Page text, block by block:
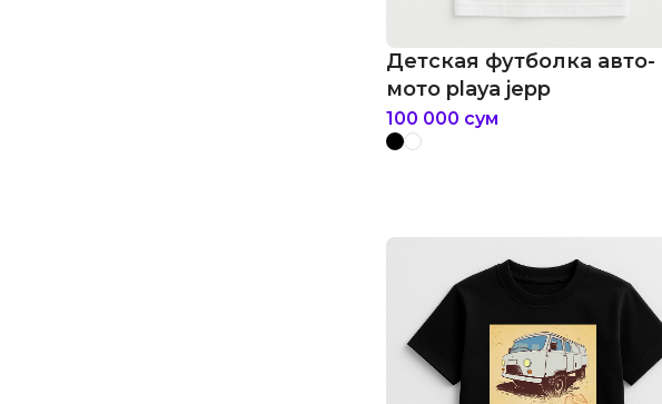
Детская футболка авто-
мото playa jepp
100 000 сум